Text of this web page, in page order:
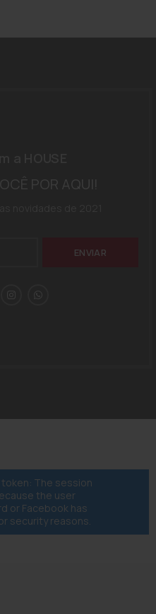
POR AQUI!
The session
the user
or Facebook has
security reasons.